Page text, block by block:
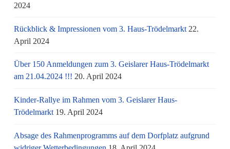
2024
Rückblick & Impressionen vom 3. Haus-Trödelmarkt 22.
April 2024
Über 150 Anmeldungen zum 3. Geislarer Haus-Trödelmarkt
am 21.04.2024 !!! 20. April 2024
Kinder-Rallye im Rahmen vom 3. Geislarer Haus-
Trödelmarkt 19. April 2024
Absage des Rahmenprogramms auf dem Dorfplatz aufgrund